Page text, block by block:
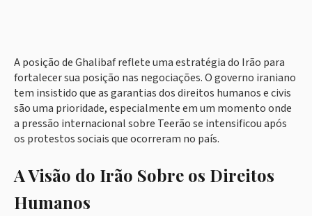
A posição de Ghalibaf reflete uma estratégia do Irão para
fortalecer sua posição nas negociações. O governo iraniano
tem insistido que as garantias dos direitos humanos e civis
são uma prioridade, especialmente em um momento onde
a pressão internacional sobre Teerão se intensificou após
os protestos sociais que ocorreram no país.
A Visão do Irão Sobre os Direitos
Humanos